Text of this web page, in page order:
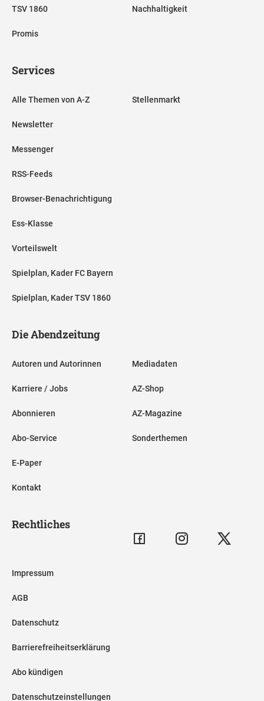
TSV 1860
Promis
Nachhaltigkeit
Services
Alle Themen von A-Z
Newsletter
Messenger
RSS-Feeds
Browser-Benachrichtigung
Ess-Klasse
Vorteilswelt
Spielplan, Kader FC Bayern
Spielplan, Kader TSV 1860
Stellenmarkt
Die Abendzeitung
Autoren und Autorinnen
Karriere / Jobs
Abonnieren
Abo-Service
E-Paper
Kontakt
Mediadaten
AZ-Shop
AZ-Magazine
Sonderthemen
Rechtliches
Impressum
AGB
Datenschutz
Barrierefreiheitserklärung
Abo kündigen
Datenschutzeinstellungen